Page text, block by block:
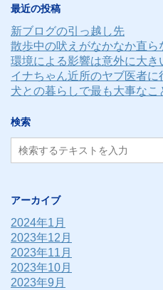
ス
最近の投稿
新ブログの引っ越し先
散歩中の吠えがなかなか直ら
環境による影響は意外に大き
イナちゃん近所のヤブ医者に
犬との暮らしで最も大事なこ
検索
アーカイブ
2024年1月
2023年12月
2023年11月
2023年10月
2023年9月